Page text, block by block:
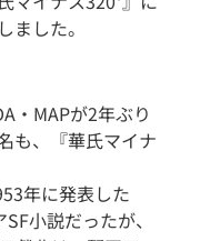
した。
・MAPが2年ぶり
も、『華氏マイナ
年に発表した
小説だったが、